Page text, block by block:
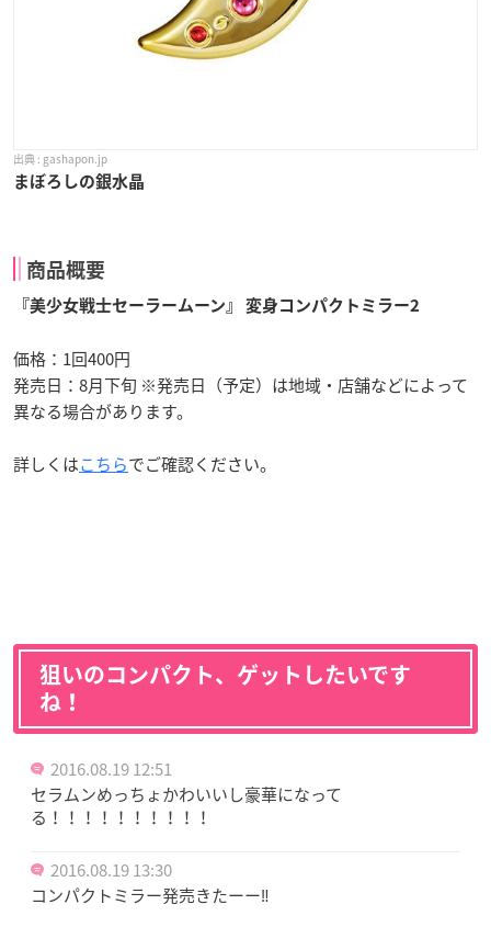
gashapon.jp
まぼろしの銀水晶
商品概要
『美少女戦士セーラームーン』 変身コンパクトミラー2
価格：1回400円
発売日：8月下旬 ※発売日（予定）は地域・店舗などによって
異なる場合があります。
詳しくはこちらでご確認ください。
狙いのコンパクト、ゲットしたいです
ね！
2016.08.19 12:51
セラムンめっちょかわいいし豪華になって
る！！！！！！！！！！
2016.08.19 13:30
コンパクトミラー発売きたーー‼︎